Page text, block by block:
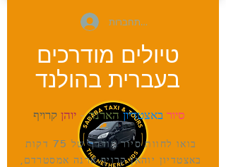
להתחברות
טיולים מודרכים
בעברית בהולנד
סיור באצטדיון הארנה - יוהן
בואו לחוות סיור מודרך של 75 דקות
באצטדיון יוהאן קרויף ארנה אמסטרדם,